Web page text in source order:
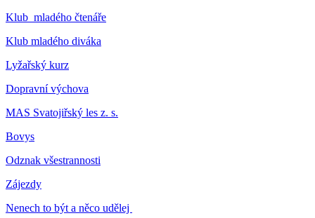
Klub mladého čtenáře
Klub mladého diváka
Lyžařský kurz
Dopravní výchova
MAS Svatojiřský les z. s.
Bovys
Odznak všestrannosti
Zájezdy
Nenech to být a něco udělej